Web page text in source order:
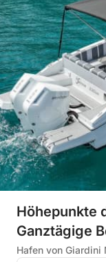
Höhepunkte
Ganztägige
Hafen von